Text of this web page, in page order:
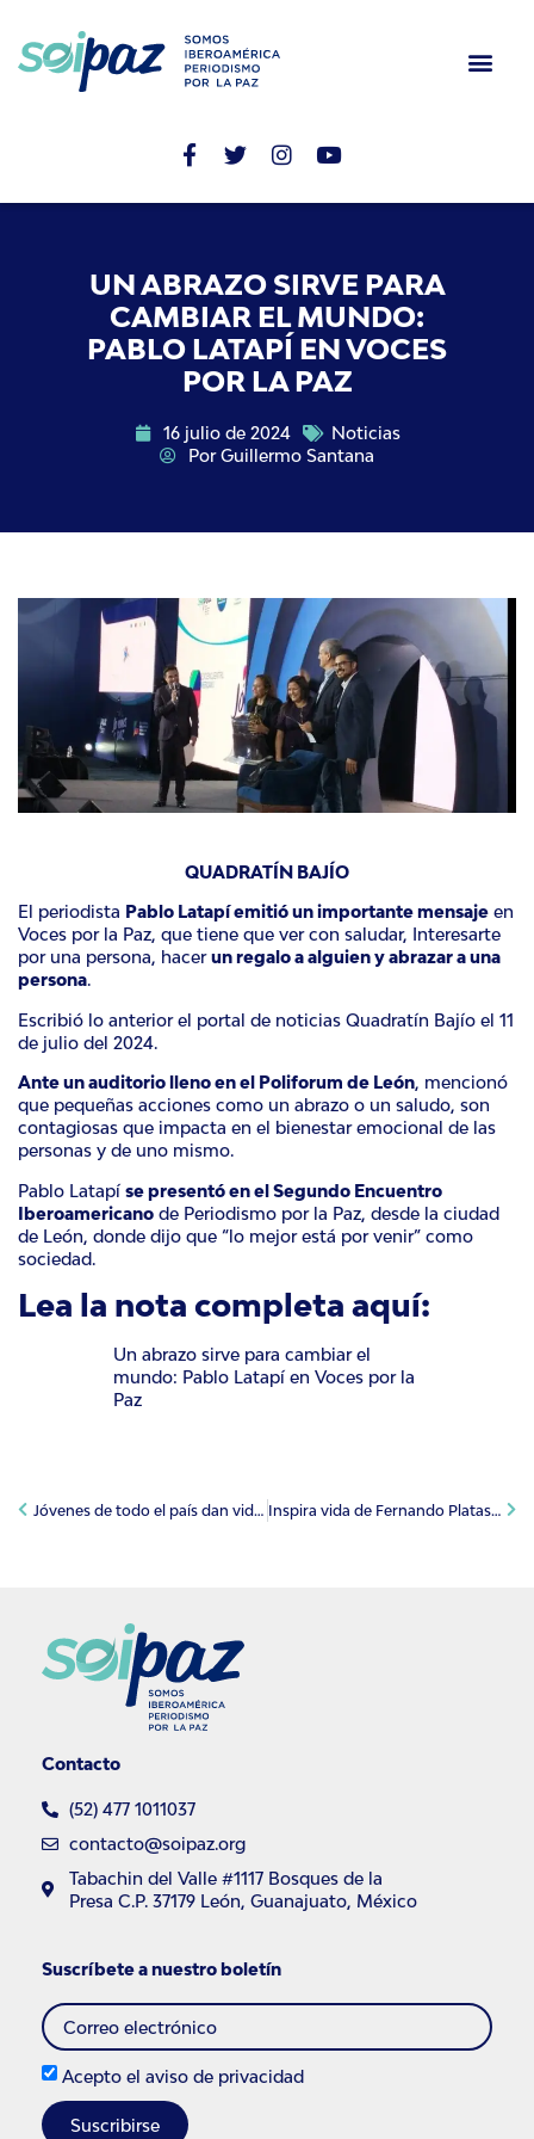
UN ABRAZO SIRVE PARA
CAMBIAR EL MUNDO:
PABLO LATAPÍ EN VOCES
POR LA PAZ
16 julio de 2024
Noticias
PorGuillermo Santana
QUADRATÍN BAJÍO
El periodista Pablo Latapíemitió un importante mensaje en
Voces por la Paz, que tiene que ver con saludar, Interesarte
por una persona, hacerun regalo a alguien y abrazar a una
persona.
Escribió lo anterior el portal de noticias Quadratín Bajío el 11
de julio del 2024.
Ante un auditorio lleno en el Poliforum de León, mencionó
que pequeñas acciones como un abrazo o un saludo, son
contagiosas que impacta en el bienestar emocional de las
personas y de uno mismo.
Pablo Latapí se presentó en el Segundo Encuentro
Iberoamericano de Periodismo por la Paz, desde la ciudad
de León, donde dijo que “lo mejor está por venir” como
sociedad.
Lea la nota completa aquí:
Un abrazo sirve para cambiar el
mundo: Pablo Latapí en Voces por la
Paz
Jóvenes de todo el país dan vida a Voces por la Paz Inspira vida de Fernando Platas a jóvenes en Voces por la Paz
Contacto
(52) 477 1011037
contacto@soipaz.org
Tabachin del Valle #1117 Bosques de la
Presa C.P. 37179 León, Guanajuato, México
Suscríbete a nuestro boletín
Acepto el aviso de privacidad
Suscribirse